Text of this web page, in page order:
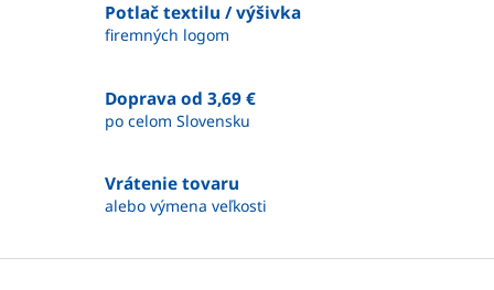
e
k
y
i
Potlač textilu / výšivka
firemných logom
Doprava od 3,69 €
po celom Slovensku
Vrátenie tovaru
alebo výmena veľkosti
Z